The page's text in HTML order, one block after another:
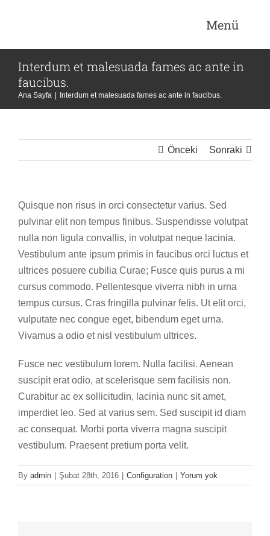
Menü
Interdum et malesuada fames ac ante in
faucibus.
Ana Sayfa Interdum et malesuada fames ac ante in faucibus.
Önceki Sonraki
Quisque non risus in orci consectetur varius. Sed
pulvinar elit non tempus finibus. Suspendisse volutpat
nulla non ligula convallis, in volutpat neque lacinia.
Vestibulum ante ipsum primis in faucibus orci luctus et
ultrices posuere cubilia Curae; Fusce quis purus a mi
cursus commodo. Pellentesque viverra nibh in urna
tempus cursus. Cras fringilla pulvinar felis. Ut elit orci,
vulputate nec congue eget, bibendum eget urna.
Vivamus a odio et nisl vestibulum ultrices.
Fusce nec vestibulum lorem. Nulla facilisi. Aenean
suscipit erat odio, at scelerisque sem facilisis non.
Curabitur ac ex sollicitudin, lacinia nunc sit amet,
imperdiet leo. Sed at varius sem. Sed suscipit id diam
ac consequat. Morbi porta viverra magna suscipit
vestibulum. Praesent pretium porta velit.
By admin Şubat 28th, 2016 Configuration Yorum yok